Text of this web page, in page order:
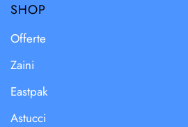
SHOP
Offerte
Zaini
Eastpak
Astucci